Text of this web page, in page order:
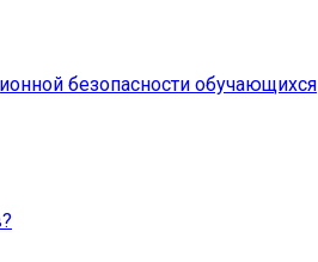
безопасности обучающихся